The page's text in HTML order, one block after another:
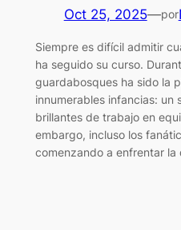
Oct 25, 2025—por
Siempre es difícil admitir
ha seguido su curso.
guardabosques ha sido la
innumerables infancias: un
brillantes de trabajo en
embargo, incluso los
comenzando a enfrentar